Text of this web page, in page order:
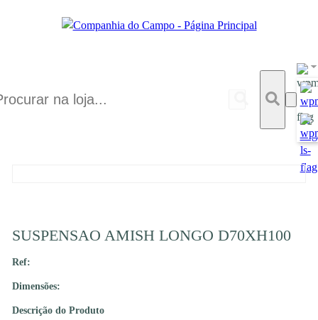
SUSPENSAO AMISH LONGO D70XH100
Ref:
Dimensões:
Descrição do Produto